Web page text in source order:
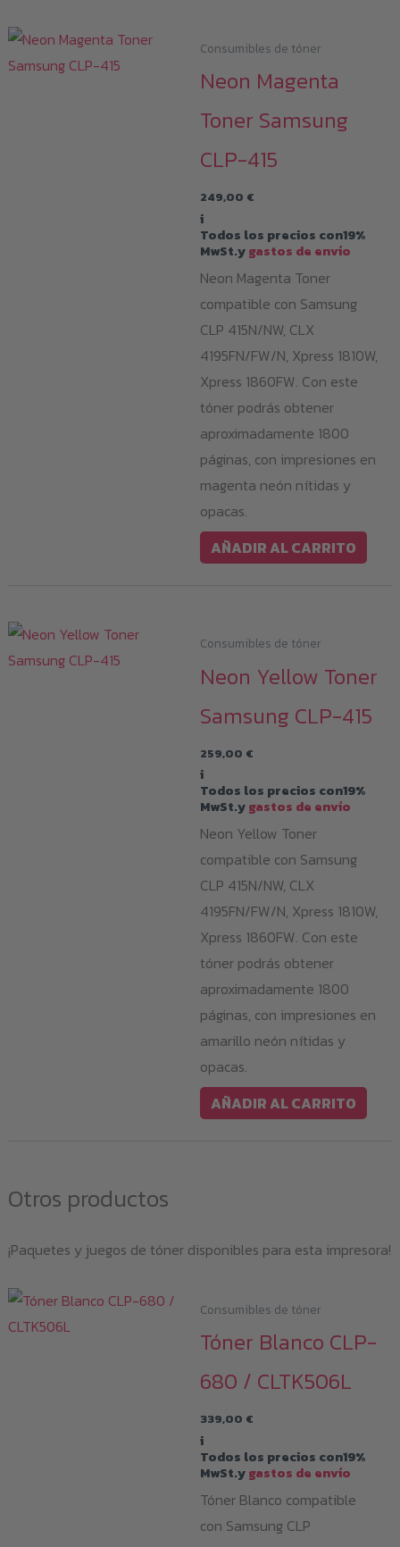
Consumibles de tóner
Neon Magenta
Toner Samsung
CLP-415
249,00 €
i
Todos los precios con19%
MwSt.ygastos de envío
Neon Magenta Toner
compatible con Samsung
CLP 415N/NW, CLX
4195FN/FW/N, Xpress 1810W,
Xpress 1860FW. Con este
tóner podrás obtener
aproximadamente 1800
páginas, con impresiones en
magenta neón nítidas y
opacas.
AÑADIR AL CARRITO
Consumibles de tóner
Neon Yellow Toner
Samsung CLP-415
259,00 €
i
Todos los precios con19%
MwSt.ygastos de envío
Neon Yellow Toner
compatible con Samsung
CLP 415N/NW, CLX
4195FN/FW/N, Xpress 1810W,
Xpress 1860FW. Con este
tóner podrás obtener
aproximadamente 1800
páginas, con impresiones en
amarillo neón nítidas y
opacas.
AÑADIR AL CARRITO
Otros productos
¡Paquetes y juegos de tóner disponibles para esta impresora!
Consumibles de tóner
Tóner Blanco CLP-
680 / CLTK506L
339,00 €
i
Todos los precios con19%
MwSt.ygastos de envío
Tóner Blanco compatible
con Samsung CLP